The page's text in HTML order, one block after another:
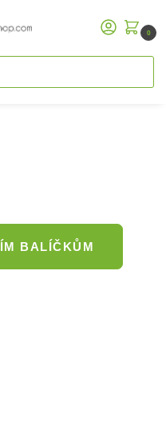
0
BALÍČKŮM